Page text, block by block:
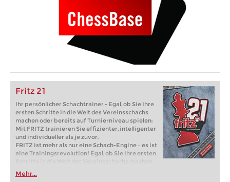
Fritz 21
Ihr persönlicher Schachtrainer - Egal, ob Sie Ihre
ersten Schritte in die Welt des Vereinsschachs
machen oder bereits auf Turnierniveau spielen:
Mit FRITZ trainieren Sie effizienter, intelligenter
und individueller als je zuvor.
FRITZ ist mehr als nur eine Schach-Engine – es ist
eine Trainingsrevolution! Egal, ob Sie Ihre ersten
Schritte in die Welt des Vereinsschachs machen
oder bereits auf Turnierniveau spielen: Mit
FRITZ trainieren Sie effizienter, intelligenter und
Mehr...